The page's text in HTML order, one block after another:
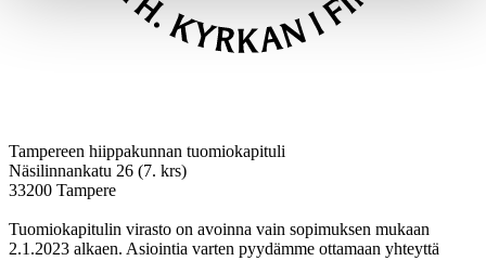
Tampereen hiippakunnan tuomiokapituli
Näsilinnankatu 26 (7. krs)
33200 Tampere
Tuomiokapitulin virasto on avoinna vain sopimuksen mukaan
2.1.2023 alkaen. Asiointia varten pyydämme ottamaan yhteyttä